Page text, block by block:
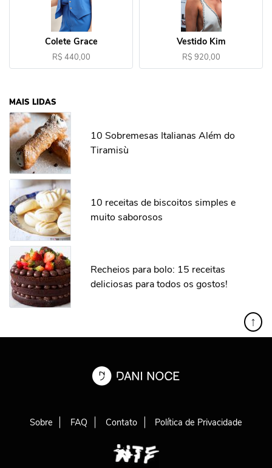
Colete Grace
R$ 440,00
Vestido Kim
R$ 920,00
MAIS LIDAS
10 Sobremesas Italianas Além do
Tiramisù
10 receitas de biscoitos simples e
muito saborosos
Recheios para bolo: 15 receitas
deliciosas para todos os gostos!
↑
Sobre FAQ Contato Política de Privacidade